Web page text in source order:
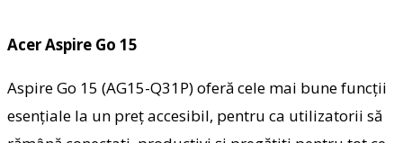
Acer Aspire Go 15
Aspire Go 15 (AG15-Q31P) oferă cele mai bune funcții
esențiale la un preț accesibil, pentru ca utilizatorii să